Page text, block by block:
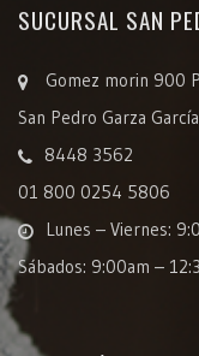
SUCURSAL SAN
Gomez morin 900
San Pedro Garza García
8448 3562
01 800 0254 5806
Lunes – Viernes:
Sábados: 9:00am –